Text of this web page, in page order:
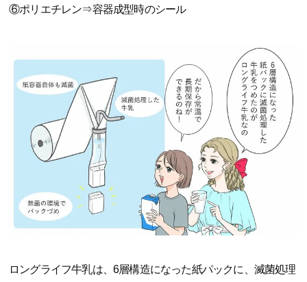
⑥ポリエチレン⇒容器成型時のシール
ロングライフ牛乳は、6層構造になった紙パックに、滅菌処理